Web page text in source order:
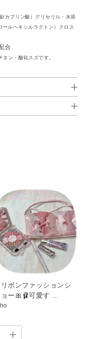
/カプリン酸）グリセリル・水添
ルヘキシルラクトン）クロス
合
ン・酸化スズです。
らお使いください。
りにはブラシ（細）をお使
ンタエリスリチル・
ニルジメチコン／メ
ポリマー・イソステア
ン酸セチル・オクチル
ネオペンチルグリコー
トリ（カプリル酸／
ルヘキサノイン・トリ
・ミネラルオイル・
ズ・水酸化Al・水添ポ
ェネシン・香料・グン
鉛・酸化鉄
リボンファッションシ
ョー🎀🩰可愛す …